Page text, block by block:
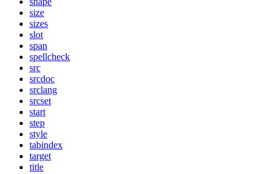
size
sizes
slot
span
spellcheck
src
srcdoc
srclang
srcset
start
step
style
tabindex
target
title